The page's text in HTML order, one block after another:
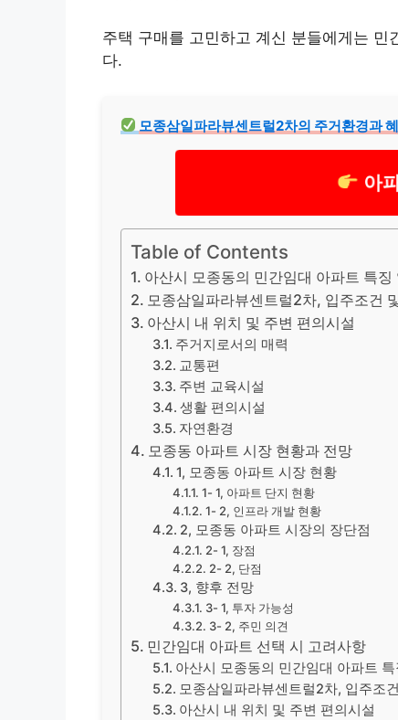
주택 구매를 고민하고 계신 분들에게는
다.
모종삼일파라뷰센트럴2차의 주거환경과
아
Table of Contents
아산시 모종동의 민간임대 아파트 특징
모종삼일파라뷰센트럴2차, 입주조건
아산시 내 위치 및 주변 편의시설
주거지로서의 매력
교통편
주변 교육시설
생활 편의시설
자연환경
모종동 아파트 시장 현황과 전망
1, 모종동 아파트 시장 현황
1- 1, 아파트 단지 현황
1- 2, 인프라 개발 현황
2, 모종동 아파트 시장의 장단점
2- 1, 장점
2- 2, 단점
3, 향후 전망
3- 1, 투자 가능성
3- 2, 주민 의견
민간임대 아파트 선택 시 고려사항
아산시 모종동의 민간임대 아파트
모종삼일파라뷰센트럴2차, 입주조
아산시 내 위치 및 주변 편의시설